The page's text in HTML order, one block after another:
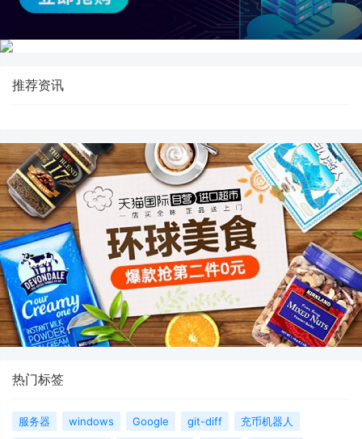
推荐资讯
热门标签
服务器 windows Google git-diff
充币机器人